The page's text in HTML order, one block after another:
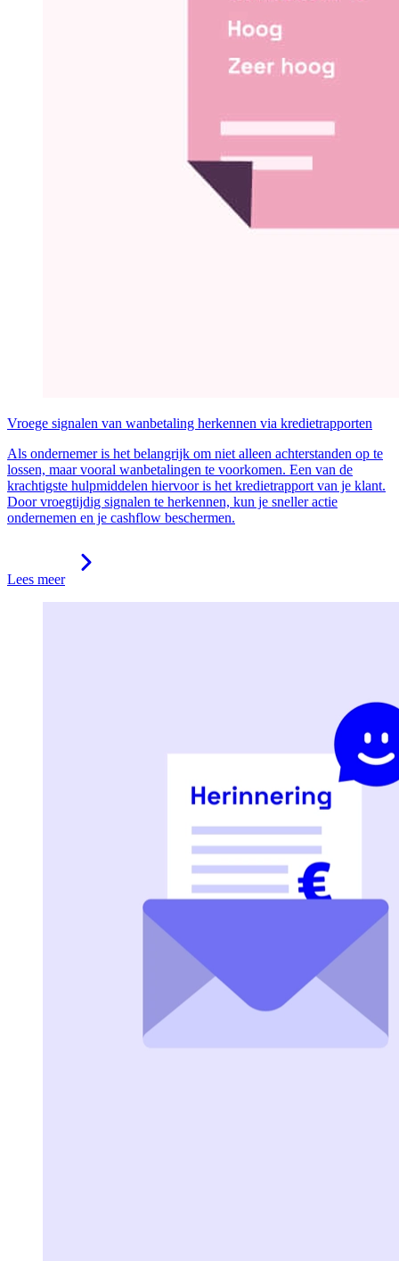
Vroege signalen van wanbetaling herkennen via kredietrapporten
Als ondernemer is het belangrijk om niet alleen achterstanden op te
lossen, maar vooral wanbetalingen te voorkomen. Een van de
krachtigste hulpmiddelen hiervoor is het kredietrapport van je klant.
Door vroegtijdig signalen te herkennen, kun je sneller actie
ondernemen en je cashflow beschermen.
Lees meer